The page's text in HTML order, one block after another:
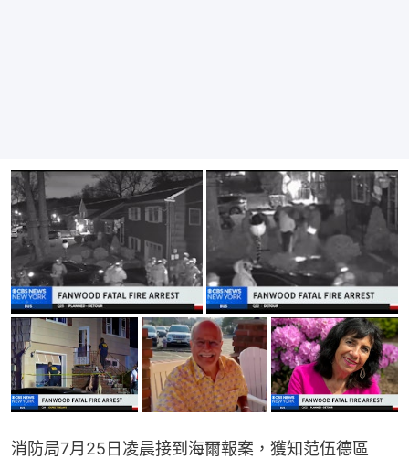
消防局7月25日凌晨接到海爾報案，獲知范伍德區